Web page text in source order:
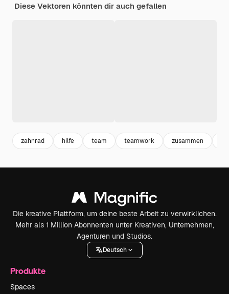
Diese Vektoren könnten dir auch gefallen
zahnrad hilfe team teamwork zusammen
Die kreative Plattform, um deine beste Arbeit zu verwirklichen.
Mehr als 1 Million Abonnenten unter Kreativen, Unternehmen,
Agenturen und Studios.
Deutsch
Produkte
Spaces